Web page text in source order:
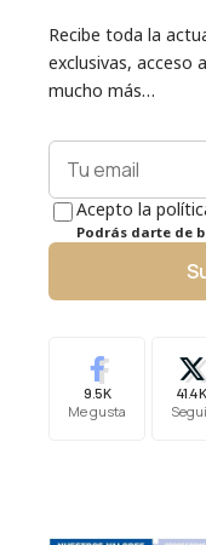
Recibe toda la
exclusivas, acceso
mucho más…
Acepto la
Podrás darte de
9.5K
Me gusta
41.4K